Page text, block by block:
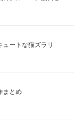
ートな猫ズラリ
まとめ